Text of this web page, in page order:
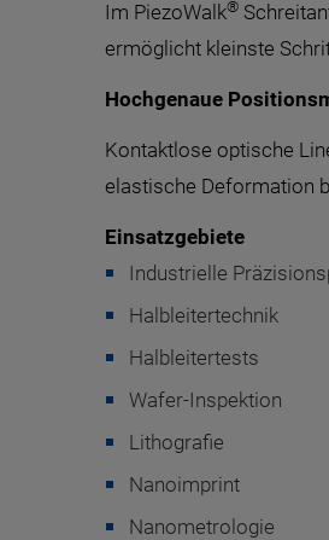
Im PiezoWalk®
ermöglicht kleinste
Hochgenaue
Kontaktlose optische
elastische Deformation
Einsatzgebiete
Industrielle
Halbleitertechnik
Halbleitertests
Wafer-Inspektion
Lithografie
Nanoimprint
Nanometrologie